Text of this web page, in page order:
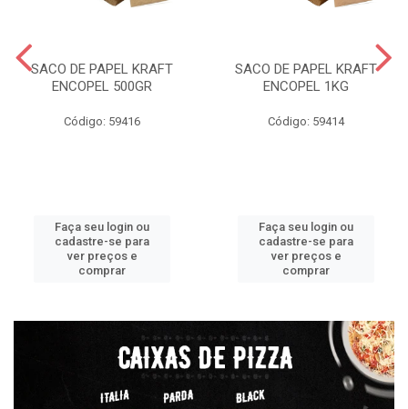
SACO DE PAPEL KRAFT
ENCOPEL 500GR
Código: 59416
Faça seu login ou
cadastre-se para
ver preços e
comprar
SACO DE PAPEL KRAFT
ENCOPEL 1KG
Código: 59414
Faça seu login ou
cadastre-se para
ver preços e
comprar